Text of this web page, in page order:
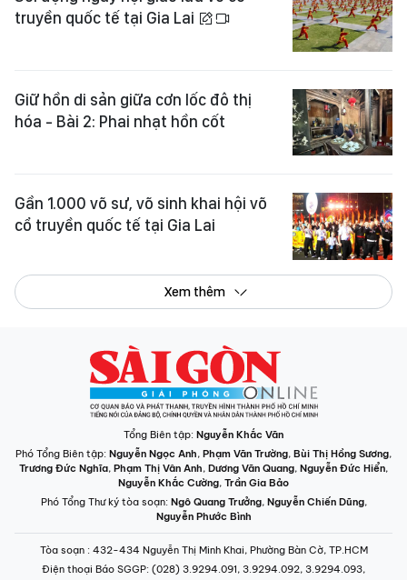
truyền quốc tế tại Gia Lai
Giữ hồn di sản giữa cơn lốc đô thị
hóa - Bài 2: Phai nhạt hồn cốt
Gần 1.000 võ sư, võ sinh khai hội võ
cổ truyền quốc tế tại Gia Lai
Xem thêm
Tổng Biên tập: Nguyễn Khắc Văn
Phó Tổng Biên tập: Nguyễn Ngọc Anh, Phạm Văn Trường, Bùi Thị Hồng Sương,
Trương Đức Nghĩa, Phạm Thị Vân Anh, Dương Văn Quang, Nguyễn Đức Hiển,
Nguyễn Khắc Cường, Trần Gia Bảo
Phó Tổng Thư ký tòa soạn: Ngô Quang Trưởng, Nguyễn Chiến Dũng,
Nguyễn Phước Bình
Tòa soạn : 432-434 Nguyễn Thị Minh Khai, Phường Bàn Cờ, TP.HCM
Điện thoại Báo SGGP: (028) 3.9294.091, 3.9294.092, 3.9294.093,